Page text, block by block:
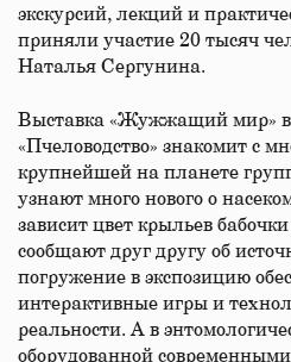
экскурсий, лекций и
приняли участие 20 тысяч
Наталья Сергунина.
Выставка «Жужжащий мир» в
«Пчеловодство» знакомит с
крупнейшей на планете
узнают много нового о
зависит цвет крыльев
сообщают друг другу об
погружение в экспозицию
интерактивные игры и
реальности. А в
оборудованной